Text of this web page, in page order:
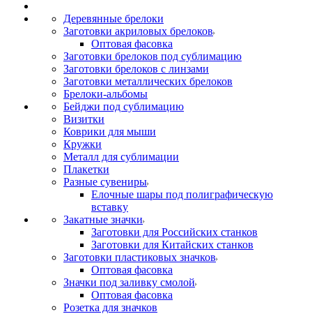
Деревянные брелоки
Заготовки акриловых брелоков
Оптовая фасовка
Заготовки брелоков под сублимацию
Заготовки брелоков с линзами
Заготовки металлических брелоков
Брелоки-альбомы
Бейджи под сублимацию
Визитки
Коврики для мыши
Кружки
Металл для сублимации
Плакетки
Разные сувениры
Елочные шары под полиграфическую
вставку
Закатные значки
Заготовки для Российских станков
Заготовки для Китайских станков
Заготовки пластиковых значков
Оптовая фасовка
Значки под заливку смолой
Оптовая фасовка
Розетка для значков